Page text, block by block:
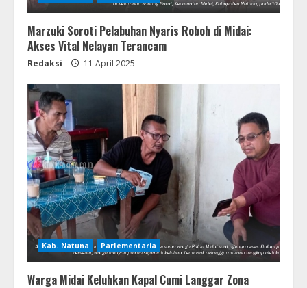
Marzuki Soroti Pelabuhan Nyaris Roboh di Midai:
Akses Vital Nelayan Terancam
Redaksi 11 April 2025
Kab. Natuna Parlementaria
Warga Midai Keluhkan Kapal Cumi Langgar Zona